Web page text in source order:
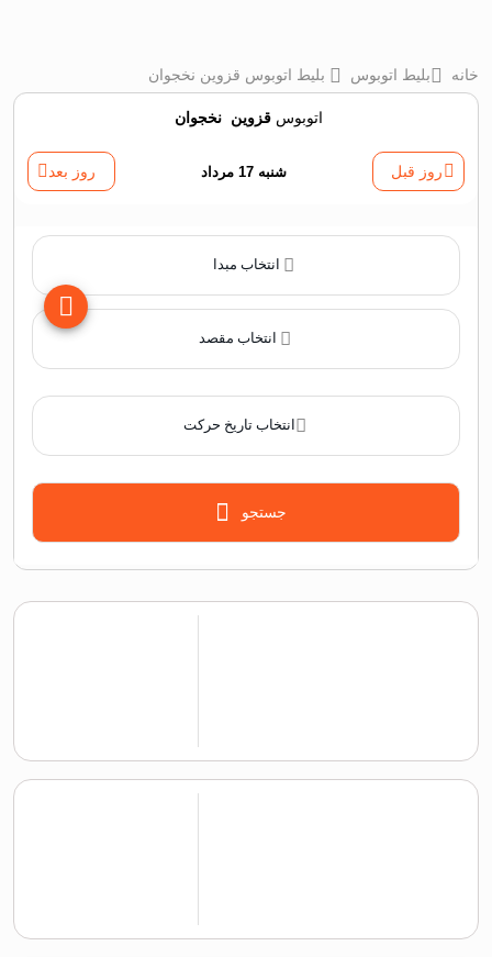
خانه بلیط اتوبوس بلیط اتوبوس قزوين نخجوان
اتوبوسقزوين ‌نخجوان
روز قبل شنبه 17 مرداد روز بعد
انتخاب تاریخ حرکت
جستجو